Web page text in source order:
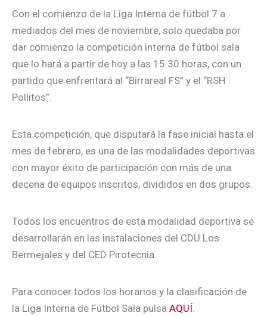
Con el comienzo de la Liga Interna de fútbol 7 a
mediados del mes de noviembre, solo quedaba por
dar comienzo la competición interna de fútbol sala
que lo hará a partir de hoy a las 15:30 horas, con un
partido que enfrentará al “Birrareal FS” y el “RSH
Pollitos”.
Esta competición, que disputará la fase inicial hasta el
mes de febrero, es una de las modalidades deportivas
con mayor éxito de participación con más de una
decena de equipos inscritos, divididos en dos grupos.
Todos los encuentros de esta modalidad deportiva se
desarrollarán en las instalaciones del CDU Los
Bermejales y del CED Pirotecnia.
Para conocer todos los horarios y la clasificación de
la Liga Interna de Fútbol Sala pulsa AQUÍ